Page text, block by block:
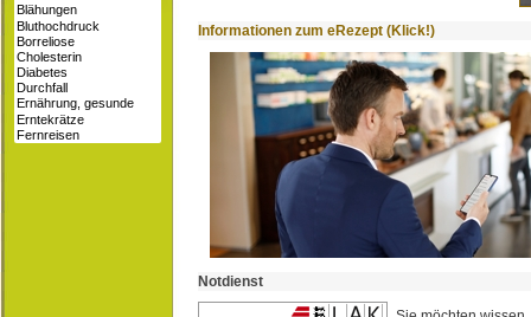
Informationen zum eRezept (Klick!)
Notdienst